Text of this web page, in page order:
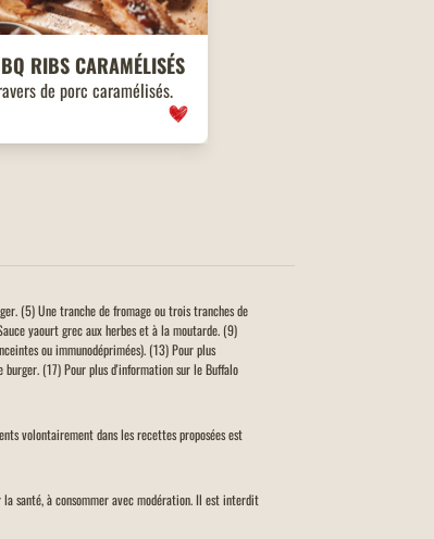
RIBSCARAMÉLISÉS
de porc caramélisés.
(5) Une tranche de fromage ou trois tranches de
yaourt grec aux herbes et à la moutarde. (9)
ou immunodéprimées). (13) Pour plus
(17) Pour plus d'information sur le Buffalo
volontairement dans les recettes proposées est
santé, à consommer avec modération. Il est interdit